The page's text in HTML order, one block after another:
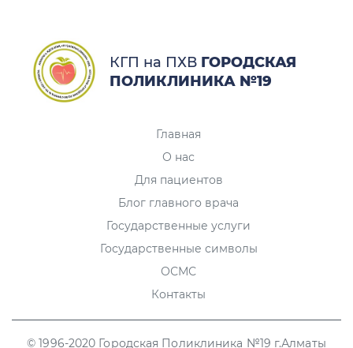
КГП на ПХВ ГОРОДСКАЯ
ПОЛИКЛИНИКА №19
Главная
О нас
Для пациентов
Блог главного врача
Государственные услуги
Государственные символы
ОСМС
Контакты
© 1996-2020 Городская Поликлиника №19 г.Алматы